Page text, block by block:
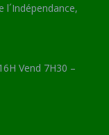
l´Indépendance,
Vend 7H30 –